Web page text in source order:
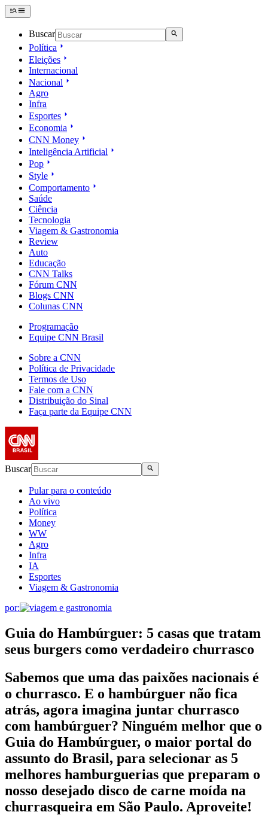
Buscar
Política
Eleições
Internacional
Nacional
Agro
Infra
Esportes
Economia
CNN Money
Inteligência Artificial
Pop
Style
Comportamento
Saúde
Ciência
Tecnologia
Viagem & Gastronomia
Review
Auto
Educação
CNN Talks
Fórum CNN
Blogs CNN
Colunas CNN
Programação
Equipe CNN Brasil
Sobre a CNN
Política de Privacidade
Termos de Uso
Fale com a CNN
Distribuição do Sinal
Faça parte da Equipe CNN
Buscar
Pular para o conteúdo
Ao vivo
Política
Money
WW
Agro
Infra
IA
Esportes
Viagem & Gastronomia
por:
Guia do Hambúrguer: 5 casas que tratam
seus burgers como verdadeiro churrasco
Sabemos que uma das paixões nacionais é
o churrasco. E o hambúrguer não fica
atrás, agora imagina juntar churrasco
com hambúrguer? Ninguém melhor que o
Guia do Hambúrguer, o maior portal do
assunto do Brasil, para selecionar as 5
melhores hamburguerias que preparam o
nosso desejado disco de carne moída na
churrasqueira em São Paulo. Aproveite!